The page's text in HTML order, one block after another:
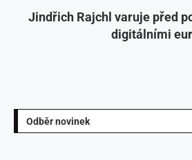
Jindřich Rajchl varuje před
digitálními
Odběr novinek